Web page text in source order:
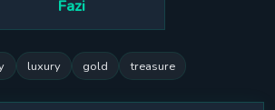
Fazi
luxury gold treasure